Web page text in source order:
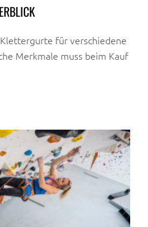
für verschiedene
Merkmale muss beim Kauf